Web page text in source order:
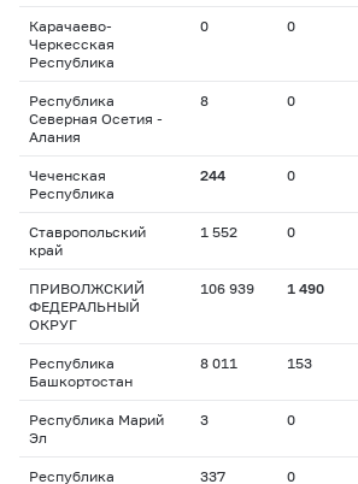
Карачаево-
Черкесская
Республика
0 0
Республика
Северная Осетия -
Алания
8 0
Чеченская
Республика
244 0
Ставропольский
край
1 552 0
ПРИВОЛЖСКИЙ
ФЕДЕРАЛЬНЫЙ
ОКРУГ
106 939 1 490
Республика
Башкортостан
8 011 153
Республика Марий
Эл
3 0
Республика 337 0